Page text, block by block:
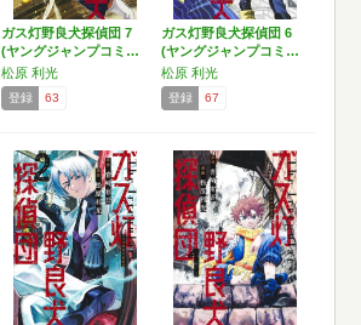
ガス灯野良犬探偵団 7
(ヤングジャンプコミ…
松原 利光
登録 63
ガス灯野良犬探偵団 6
(ヤングジャンプコミ…
松原 利光
登録 67